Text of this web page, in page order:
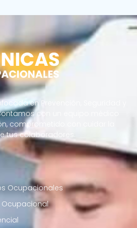
en Prevención, Seguridad y
con un equipo médico
comprometido con cuidar la
tus colaboradores.
Ocupacionales
Ocupacional